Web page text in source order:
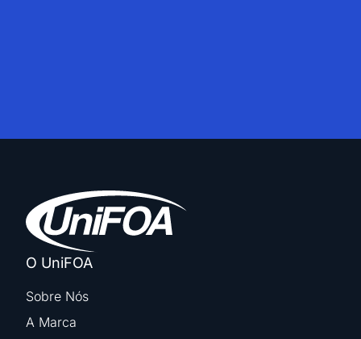
O UniFOA
Sobre Nós
A Marca